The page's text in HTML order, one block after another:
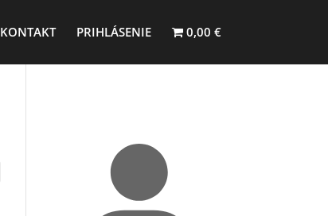
KONTAKT PRIHLÁSENIE 0,00 €